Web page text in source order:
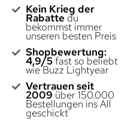
Kein Krieg der
Rabatte du
bekommst immer
unseren besten Preis
Shopbewertung:
4,9/5fast so beliebt
wie Buzz Lightyear
Vertrauen seit
2009 über 150.000
Bestellungen ins All
geschickt